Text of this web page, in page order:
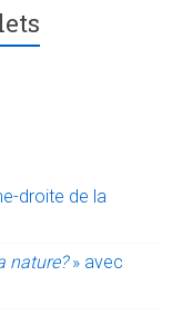
droite de la
nature?» avec